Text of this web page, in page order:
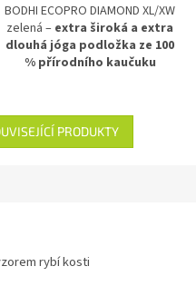
BODHI ECOPRO DIAMOND XL/XW
zelená – extra široká a extra
dlouhá jóga podložka ze 100
% přírodního kaučuku
jogíny a všechny, kdo chtějí
více prostoru při cvičení.
Pohodlná, ekologická a odolná
PRODUKTY
rybí kosti